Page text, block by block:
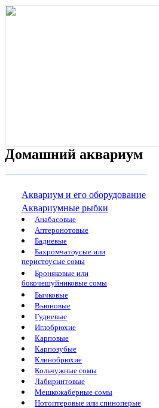
Домашний аквариум
Аквариум и его оборудование
Аквариумные рыбки
Анабасовые
Аптеронотовые
Бадиевые
Бахромчатоусые или
перистоусые сомы
Броняковые или
бокочешуйниковые сомы
Бычковые
Вьюновые
Гудиевые
Иглобрюхие
Карповые
Карпозубые
Клинобрюхие
Кольчужные сомы
Лабиринтовые
Мешкожаберные сомы
Нотоптеровые или спиноперые